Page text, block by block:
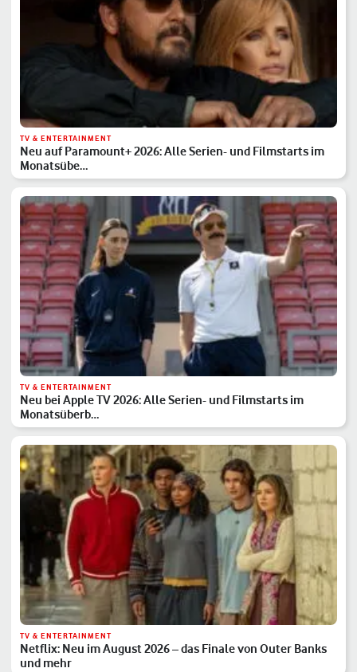
TV & ENTERTAINMENT
Neu auf Paramount+ 2026: Alle Serien- und Filmstarts im
Monatsübe…
TV & ENTERTAINMENT
Neu bei Apple TV 2026: Alle Serien- und Filmstarts im
Monatsüberb…
TV & ENTERTAINMENT
Netflix: Neu im August 2026 – das Finale von Outer Banks
und mehr